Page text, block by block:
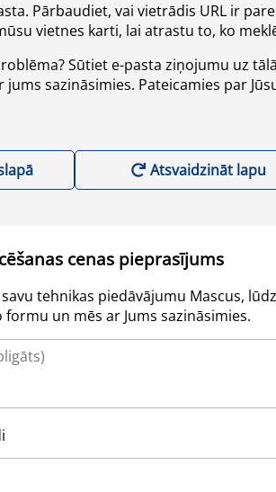
Pārbaudiet, vai vietrādis URL ir
vietnes karti, lai atrastu to, ko
Sūtiet e-pasta ziņojumu uz
sazināsimies. Pateicamies par
Atsvaidzināt lapu
cenas pieprasījums
savu tehnikas piedāvājumu Mascus,
un mēs ar Jums sazināsimies.